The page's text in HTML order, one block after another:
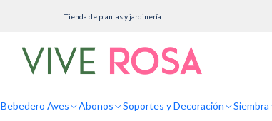
Bebedero Aves Abonos Soportes y Decoración
Tienda de plantas y jardinería
Soporte de Mesa Para Plantas más Maceta Bahía 9cm Diámetro
Soporte de